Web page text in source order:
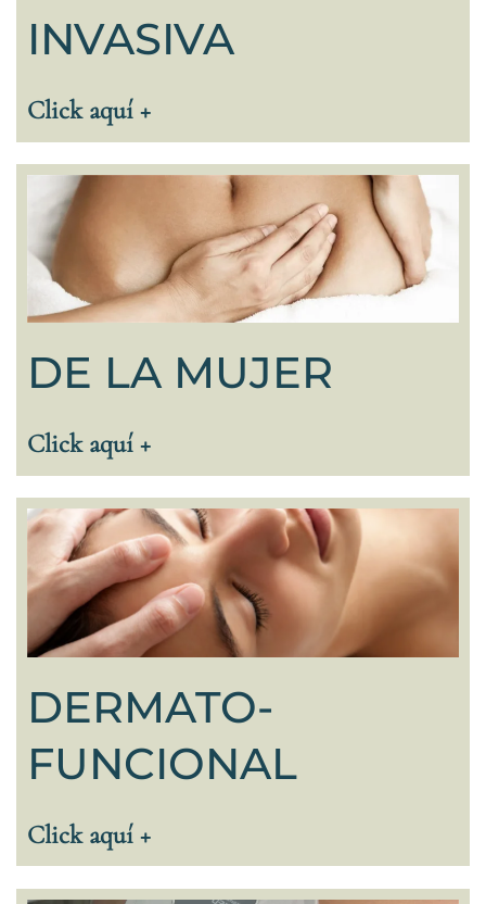
INVASIVA
Click aquí +
DE LA MUJER
Click aquí +
DERMATO-
FUNCIONAL
Click aquí +